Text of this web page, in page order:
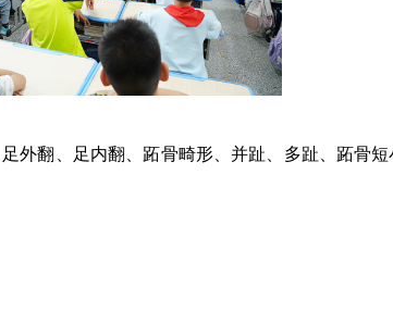
外翻、足内翻、跖骨畸形、并趾、多趾 、跖骨